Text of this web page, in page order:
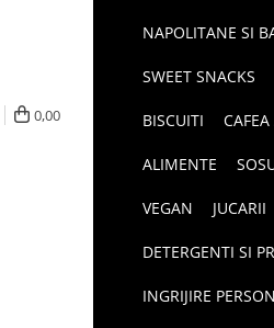
0,00
NAPOLITANE SI
SWEET SNACKS
BISCUITI
ALIMENTE
VEGAN JUCARII
DETERGENTI SI
INGRIJIRE